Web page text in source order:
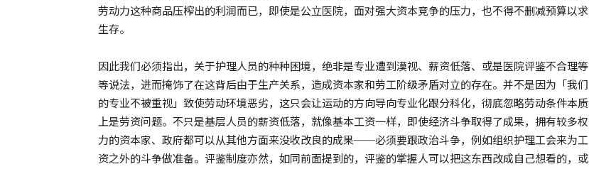
劳动力这种商品压榨出的利润而已，即使是公立医院，面对强大资本竞争的压力，也不得不删减预算以求
生存。
因此我们必须指出，关于护理人员的种种困境，绝非是专业遭到漠视、薪资低落、或是医院评鉴不合理等
等说法，进而掩饰了在这背后由于生产关系，造成资本家和劳工阶级矛盾对立的存在。并不是因为「我们
的专业不被重视」致使劳动环境恶劣，这只会让运动的方向导向专业化跟分科化，彻底忽略劳动条件本质
上是劳资问题。不只是基层人员的薪资低落，就像基本工资一样，即使经济斗争取得了成果，拥有较多权
力的资本家、政府都可以从其他方面来没收改良的成果──必须要跟政治斗争，例如组织护理工会来为工
资之外的斗争做准备。评鉴制度亦然，如同前面提到的，评鉴的掌握人可以把这东西改成自己想看的，或